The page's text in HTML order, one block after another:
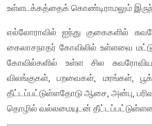
உள்ளடக்கத்தைக் கொண்டிராமலும்
எல்லோராவில் ஐந்து குகைகளில்
கைலாசநாதர் கோவிலில் உள்ளவை
கோவில்களில் உள்ள சில
விலங்குகள், பறவைகள், மரங்கள்,
தீட்டப்பட்டுள்ளதோடு ஆசை, அன்பு,
தொழில் வல்லமையுடன்